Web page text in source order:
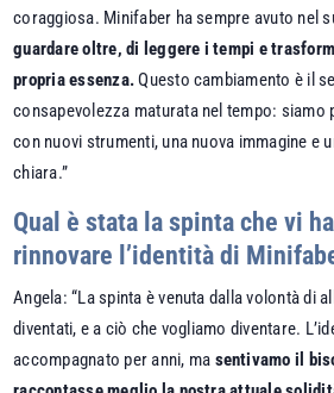
coraggiosa. Minifaber ha sempre avuto nel
guardare oltre, di leggere i tempi e
propria essenza.Questo cambiamento è il
consapevolezza maturata nel tempo: siamo
con nuovi strumenti, una nuova immagine e
chiara.”
Qual è stata la spinta che vi
rinnovare l’identità di
Angela: “La spinta è venuta dalla volontà di
diventati, e a ciò che vogliamo diventare.
accompagnato per anni, ma sentivamo il